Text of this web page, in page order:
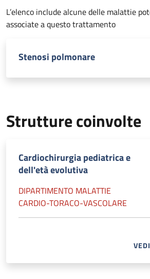
L’elenco include alcune delle malattie
associate a questo trattamento
Stenosi polmonare
Strutture coinvolte
Cardiochirurgia pediatrica e
dell'età evolutiva
DIPARTIMENTO MALATTIE
CARDIO-TORACO-VASCOLARE